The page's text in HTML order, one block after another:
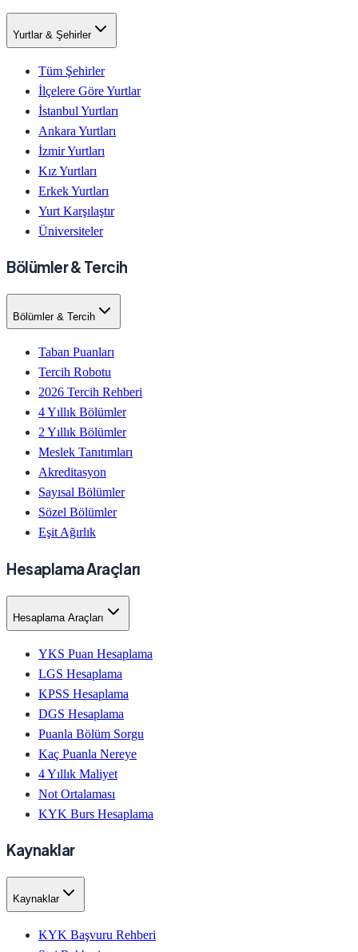
Yurtlar & Şehirler
Tüm Şehirler
İlçelere Göre Yurtlar
İstanbul Yurtları
Ankara Yurtları
İzmir Yurtları
Kız Yurtları
Erkek Yurtları
Yurt Karşılaştır
Üniversiteler
Bölümler & Tercih
Bölümler & Tercih
Taban Puanları
Tercih Robotu
2026 Tercih Rehberi
4 Yıllık Bölümler
2 Yıllık Bölümler
Meslek Tanıtımları
Akreditasyon
Sayısal Bölümler
Sözel Bölümler
Eşit Ağırlık
Hesaplama Araçları
Hesaplama Araçları
YKS Puan Hesaplama
LGS Hesaplama
KPSS Hesaplama
DGS Hesaplama
Puanla Bölüm Sorgu
Kaç Puanla Nereye
4 Yıllık Maliyet
Not Ortalaması
KYK Burs Hesaplama
Kaynaklar
Kaynaklar
KYK Başvuru Rehberi